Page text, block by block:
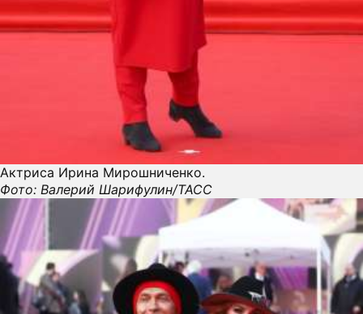
Актриса Ирина Мирошниченко.
Фото: Валерий Шарифулин/ТАСС